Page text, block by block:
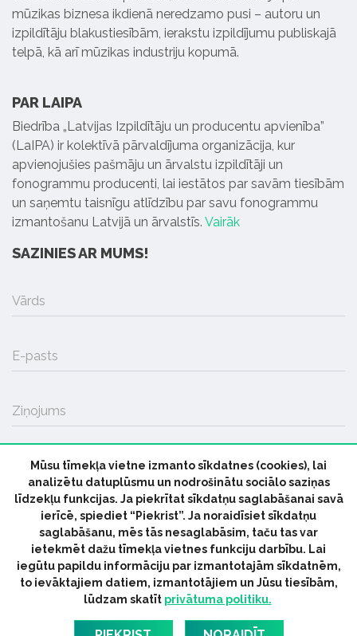
mūzikas biznesa ikdienā neredzamo pusi – autoru un
izpildītāju blakustiesībām, ierakstu izpildījumu publiskajā
telpā, kā arī mūzikas industriju kopumā.
PAR LAIPA
Biedrība „Latvijas Izpildītāju un producentu apvienība”
(LaIPA) ir kolektīvā pārvaldījuma organizācija, kur
apvienojušies pašmāju un ārvalstu izpildītāji un
fonogrammu producenti, lai iestātos par savām tiesībām
un saņemtu taisnīgu atlīdzību par savu fonogrammu
izmantošanu Latvijā un ārvalstīs. Vairāk
SAZINIES AR MUMS!
Vārds
E-pasts
Ziņojums
SŪTĪT
© 2026 parmuziku.lv, visas tiesības paturētas
ParMuziku.lv Mūzikas Ziņas
Industrijas Ziņas
Industrijas ABC
Mūzika Biznesam
Latvijas oficiālais
Mūsu tīmekļa vietne izmanto sīkdatnes (cookies), lai
analizētu datuplūsmu un nodrošinātu sociālo saziņas
līdzekļu funkcijas. Ja piekrītat sīkdatņu saglabāšanai savā
ierīcē, spiediet “Piekrist”. Ja noraidīsiet sīkdatņu
saglabāšanu, mēs tās nesaglabāsim, taču tas var
ietekmēt dažu tīmekļa vietnes funkciju darbību. Lai
iegūtu papildu informāciju par izmantotajām sīkdatnēm,
to ievāktajiem datiem, izmantotājiem un Jūsu tiesībām,
lūdzam skatīt privātuma politiku.